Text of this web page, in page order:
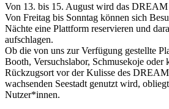
Von 13. bis 15. August wird das
Von Freitag bis Sonntag können sich
Nächte eine Plattform reservieren und
aufschlagen.
Ob die von uns zur Verfügung gestellte
Booth, Versuchslabor, Schmusekoje oder
Rückzugsort vor der Kulisse des
wachsenden Seestadt genutzt wird,
Nutzer*innen.